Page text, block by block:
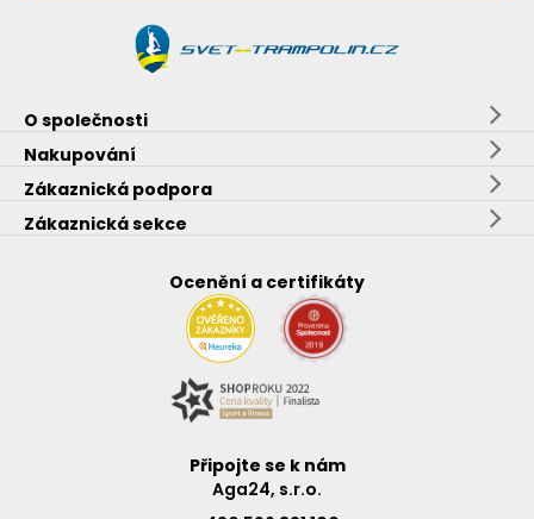
O společnosti
Nakupování
Zákaznická podpora
Zákaznická sekce
Ocenění a certifikáty
Připojte se k nám
Aga24, s.r.o.